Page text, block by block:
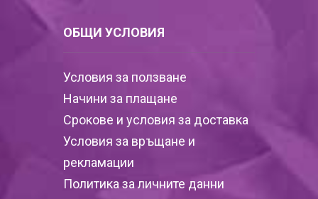
ОБЩИ УСЛОВИЯ
Условия за ползване
Начини за плащане
Срокове и условия за доставка
Условия за връщане и
рекламации
Политика за личните данни